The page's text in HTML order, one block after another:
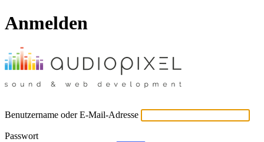
Anmelden
Benutzername oder E-Mail-Adresse
Passwort